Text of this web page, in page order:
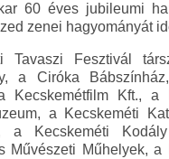
60 éves jubileumi
zenei hagyományát
Tavaszi Fesztivál
a Ciróka
Kecskemétfilm Kft., a
a Kecskeméti
a Kecskeméti
Művészeti Műhelyek, a